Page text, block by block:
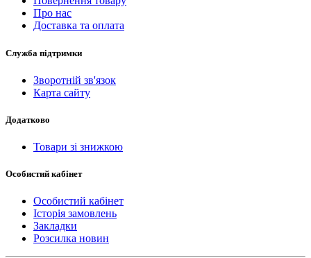
Про нас
Доставка та оплата
Служба підтримки
Зворотній зв'язок
Карта сайту
Додатково
Товари зі знижкою
Особистий кабінет
Особистий кабінет
Історія замовлень
Закладки
Розсилка новин